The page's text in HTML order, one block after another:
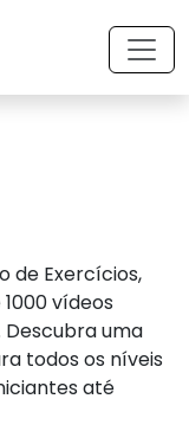
de Exercícios,
vídeos
uma
todos os níveis
até